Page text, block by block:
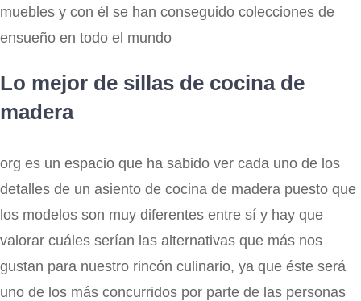
muebles y con él se han conseguido colecciones de
ensueño en todo el mundo
Lo mejor de sillas de cocina de
madera
org es un espacio que ha sabido ver cada uno de los
detalles de un asiento de cocina de madera puesto que
los modelos son muy diferentes entre sí y hay que
valorar cuáles serían las alternativas que más nos
gustan para nuestro rincón culinario, ya que éste será
uno de los más concurridos por parte de las personas